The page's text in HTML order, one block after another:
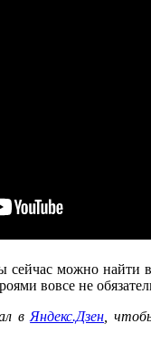
сейчас можно найти в
вовсе не
вЯндекс.Дзен,